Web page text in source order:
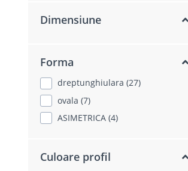
Dimensiune
Forma
dreptunghiulara (27)
ovala (7)
ASIMETRICA (4)
Culoare profil